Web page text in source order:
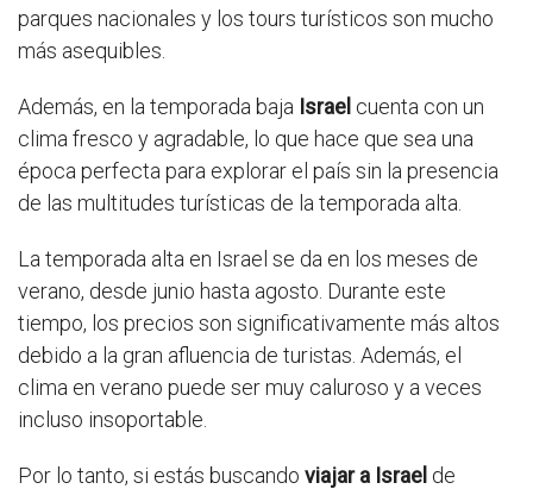
parques nacionales y los tours turísticos son mucho
más asequibles.
Además, en la temporada baja Israel cuenta con un
clima fresco y agradable, lo que hace que sea una
época perfecta para explorar el país sin la presencia
de las multitudes turísticas de la temporada alta.
La temporada alta en Israel se da en los meses de
verano, desde junio hasta agosto. Durante este
tiempo, los precios son significativamente más altos
debido a la gran afluencia de turistas. Además, el
clima en verano puede ser muy caluroso y a veces
incluso insoportable.
Por lo tanto, si estás buscando viajar a Israel de